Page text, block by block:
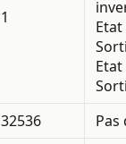
1
Etat
32536 Pas